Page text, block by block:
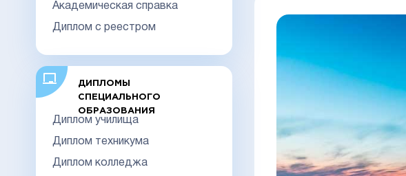
Академическая справка
Диплом с реестром
ДИПЛОМЫ
СПЕЦИАЛЬНОГО
ОБРАЗОВАНИЯ
Диплом училища
Диплом техникума
Диплом колледжа